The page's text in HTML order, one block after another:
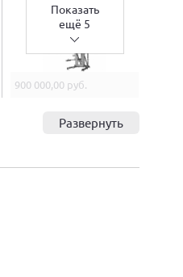
Показать
ещё 5
900 000,00 руб.
Развернуть